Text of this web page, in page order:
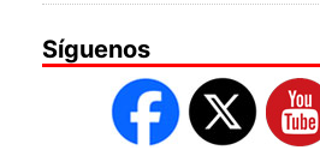
Síguenos